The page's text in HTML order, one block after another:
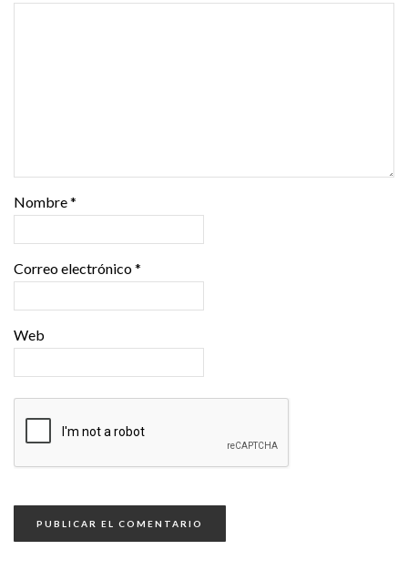
Nombre*
Correo electrónico*
Web